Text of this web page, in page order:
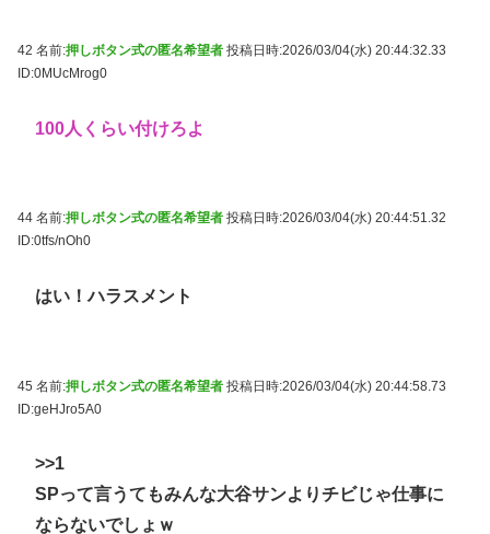
42 名前:押しボタン式の匿名希望者 投稿日時:2026/03/04(水) 20:44:32.33
ID:0MUcMrog0
100人くらい付けろよ
44 名前:押しボタン式の匿名希望者 投稿日時:2026/03/04(水) 20:44:51.32
ID:0tfs/nOh0
はい！ハラスメント
45 名前:押しボタン式の匿名希望者 投稿日時:2026/03/04(水) 20:44:58.73
ID:geHJro5A0
>>1
SPって言うてもみんな大谷サンよりチビじゃ仕事に
ならないでしょｗ